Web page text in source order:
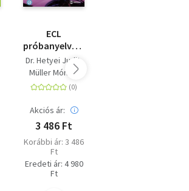
ECL
próbanyelvvizsga
német
nyelvből - 8
középfokú
feladatsor -
B2 szint
Dr. Hetyei Judit
Müller Mónika
Akciós ár:
3 486 Ft
Korábbi ár: 3 486
Ft
Eredeti ár: 4 980
Ft